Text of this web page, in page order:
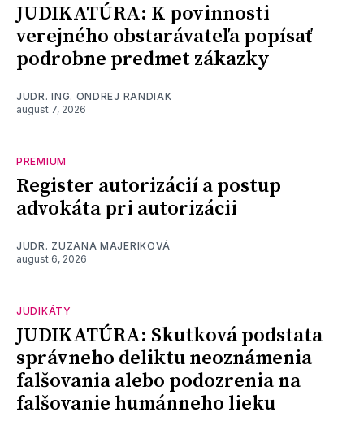
JUDIKATÚRA: K povinnosti
verejného obstarávateľa popísať
podrobne predmet zákazky
JUDR. ING. ONDREJ RANDIAK
august 7, 2026
PREMIUM
Register autorizácií a postup
advokáta pri autorizácii
JUDR. ZUZANA MAJERIKOVÁ
august 6, 2026
JUDIKÁTY
JUDIKATÚRA: Skutková podstata
správneho deliktu neoznámenia
falšovania alebo podozrenia na
falšovanie humánneho lieku